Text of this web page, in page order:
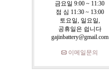
금요일 9:00 ~ 11:30
점 심 11:30 ~ 13:00
토요일, 일요일,
공휴일은 쉽니다
gajinbattery@gmail.com
이메일문의